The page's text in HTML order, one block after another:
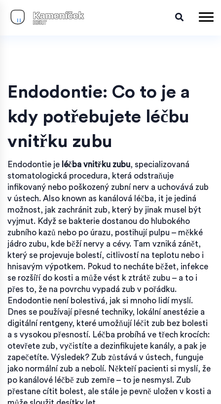
Endodontie: Co to je a
kdy potřebujete léčbu
vnitřku zubu
Endodontie je léčba vnitřku zubu, specializovaná
stomatologická procedura, která odstraňuje
infikovaný nebo poškozený zubní nerv a uchovává zub
v ústech. Also known as kanálová léčba, it je jediná
možnost, jak zachránit zub, který by jinak musel být
vyjmut. Když se bakterie dostanou do hlubokého
zubního kazů nebo po úrazu, postihují pulpu – měkké
jádro zubu, kde běží nervy a cévy. Tam vzniká zánět,
který se projevuje bolestí, citlivostí na teplotu nebo i
hnisavým výpotkem. Pokud to necháte běžet, infekce
se rozšíří do kosti a může vést k ztrátě zubu – a to i
přes to, že na povrchu vypadá zub v pořádku.
Endodontie není bolestivá, jak si mnoho lidí myslí.
Dnes se používají přesné techniky, lokální anestézie a
digitální rentgeny, které umožňují léčit zub bez bolesti
a s vysokou přesností. Léčba probíhá ve třech krocích:
otevřete zub, vyčistíte a dezinfikujete kanály, a pak je
zapečetíte. Výsledek? Zub zůstává v ústech, funguje
jako normální zub a nebolí. Někteří pacienti si myslí, že
po kanálové léčbě zub zemře – to je nesmysl. Zub
přestane cítit bolest, ale stále je pevně uložen v kosti a